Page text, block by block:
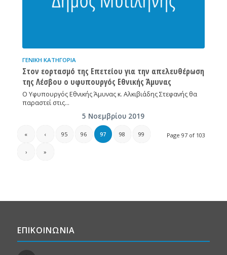
ΓΕΝΙΚΉ ΚΑΤΗΓΟΡΊΑ
Στον εορτασμό της Επετείου για την απελευθέρωση
της Λέσβου ο υφυπουργός Εθνικής Άμυνας
Ο Υφυπουργός Εθνικής Άμυνας κ. Αλκιβιάδης Στεφανής θα
παραστεί στις…
5 Νοεμβρίου 2019
Page 97 of 103
« ‹ 95 96 97 98 99
› »
ΕΠΙΚΟΙΝΩΝΙΑ